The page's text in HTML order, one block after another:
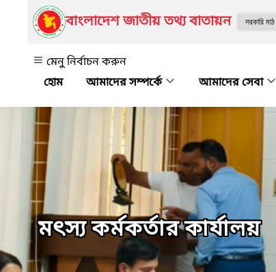
বাংলাদেশ জাতীয় তথ্য বাতায়ন
মেনু নির্বাচন করুন
আমাদের সম্পর্কে
আমাদের সেবা
মৎস্য কর্মকর্তার কার্যালয়